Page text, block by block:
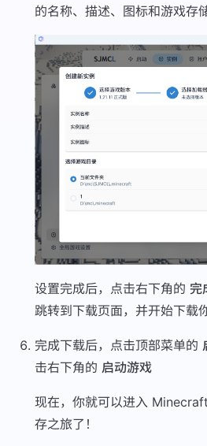
的名称、描述、图标和游戏存
设置完成后，点击右下角的 完
跳转到下载页面，并开始下载
完成下载后，点击顶部菜单的
击右下角的 启动游戏
现在，你就可以进入
存之旅了！